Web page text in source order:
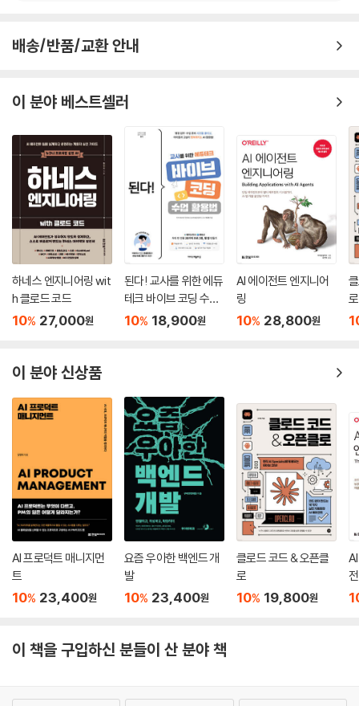
9장 더 공부하려면
연습 문제 해답
찾아보기
배송/반품/교환 안내
이 분야 베스트셀러
하네스 엔지니어링 wit
h 클로드 코드
10% 27,000원
된다! 교사를 위한 에듀
테크 바이브 코딩 수업
활용법
10% 18,900원
AI 에이전트 엔지니어
링
10% 28,800원
로
이 분야 신상품
AI 프로덕트 매니지먼
트
10% 23,400원
요즘 우아한 백엔드 개
발
10% 23,400원
클로드 코드 & 오픈클
로
10% 19,800원
이 책을 구입하신 분들이 산 분야 책